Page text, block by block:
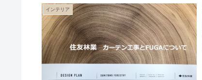
インテリア